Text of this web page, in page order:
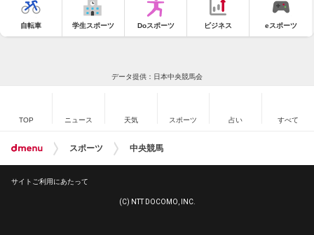
自転車 学生スポーツ Doスポーツ ビジネス eスポーツ
データ提供：日本中央競馬会
TOP ニュース 天気 スポーツ 占い すべて
スポーツ 中央競馬
サイトご利用にあたって
(C) NTT DOCOMO, INC.